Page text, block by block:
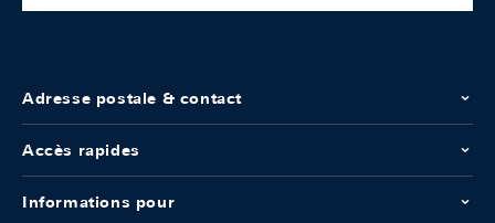
Adresse postale & contact
Accès rapides
Informations pour